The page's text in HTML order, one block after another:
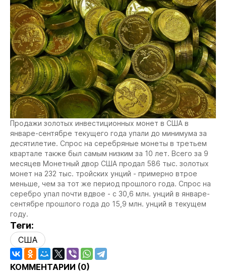
Продажи золотых инвестиционных монет в США в
январе-сентябре текущего года упали до минимума за
десятилетие. Спрос на серебряные монеты в третьем
квартале также был самым низким за 10 лет. Всего за 9
месяцев Монетный двор США продал 586 тыс. золотых
монет на 232 тыс. тройских унций - примерно втрое
меньше, чем за тот же период прошлого года. Спрос на
серебро упал почти вдвое - с 30,6 млн. унций в январе-
сентябре прошлого года до 15,9 млн. унций в текущем
году.
Теги:
США
КОММЕНТАРИИ (0)